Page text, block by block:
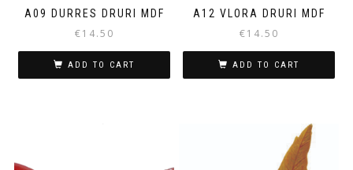
A09 DURRES DRURI MDF
€14.50
ADD TO CART
A12 VLORA DRURI MDF
€14.50
ADD TO CART